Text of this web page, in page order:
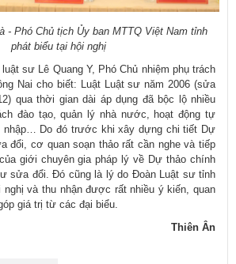
- Phó Chủ tịch Ủy ban MTTQ Việt Nam tỉnh
phát biểu tại hội nghị
sư Lê Quang Y, Phó Chủ nhiệm phụ trách
Nai cho biết: Luật Luật sư năm 2006 (sửa
qua thời gian dài áp dụng đã bộc lộ nhiều
đào tạo, quản lý nhà nước, hoạt động tự
nhập… Do đó trước khi xây dựng chi tiết Dự
đổi, cơ quan soạn thảo rất cần nghe và tiếp
giới chuyên gia pháp lý về Dự thảo chính
sửa đổi. Đó cũng là lý do Đoàn Luật sư tỉnh
và thu nhận được rất nhiều ý kiến, quan
giá trị từ các đại biểu.
Thiên Ân